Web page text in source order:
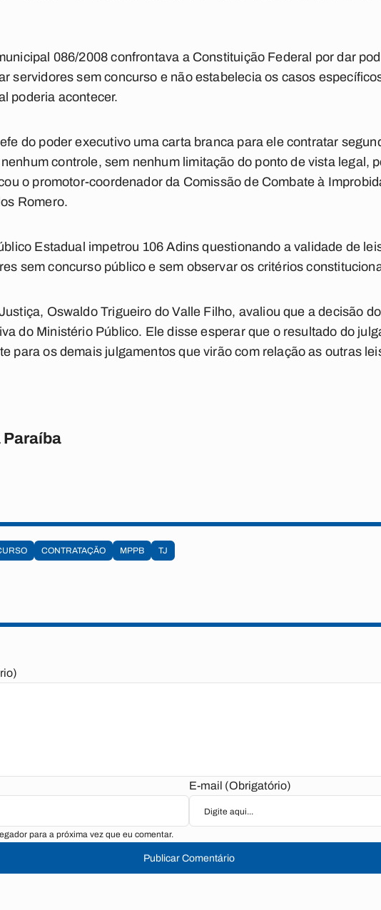
086/2008 confrontava a Constituição Federal por dar
servidores sem concurso e não estabelecia os casos
poderia acontecer.
do poder executivo uma carta branca para ele contratar
controle, sem nenhum limitação do ponto de vista legal,
o promotor-coordenador da Comissão de Combate à
Romero.
Estadual impetrou 106 Adins questionando a validade de
sem concurso público e sem observar os critérios
Oswaldo Trigueiro do Valle Filho, avaliou que a decisão
do Ministério Público. Ele disse esperar que o resultado do
para os demais julgamentos que virão com relação as outras
Paraíba
CONTRATAÇÃO MPPB TJ
E-mail (Obrigatório)
para a próxima vez que eu comentar.
Publicar Comentário